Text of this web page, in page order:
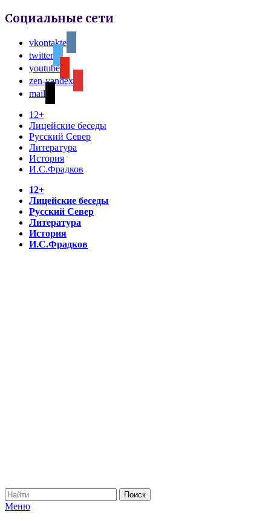
Социальные сети
vkontakte
twitter
youtube
zen-yandex
mail
12+
Лицейские беседы
Русский Север
Литература
История
И.С.Фрадков
12+
Лицейские беседы
Русский Север
Литература
История
И.С.Фрадков
Меню